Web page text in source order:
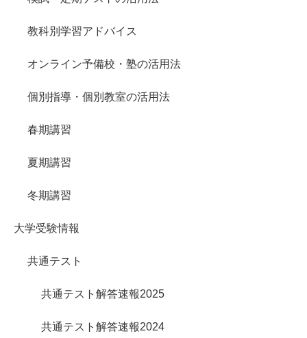
教科別学習アドバイス
オンライン予備校・塾の活用法
個別指導・個別教室の活用法
春期講習
夏期講習
冬期講習
大学受験情報
共通テスト
共通テスト解答速報2025
共通テスト解答速報2024